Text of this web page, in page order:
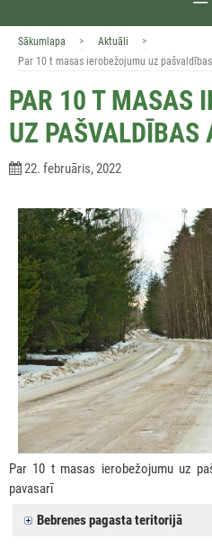
Sākumlapa > Aktuāli
>
Par 10 t masas ierobežojumu uz
PAR 10 T MASAS
UZ PAŠVALDĪBAS
22. februāris, 2022
Par 10 t masas ierobežojumu uz
pavasarī
Bebrenes pagasta teritorijā